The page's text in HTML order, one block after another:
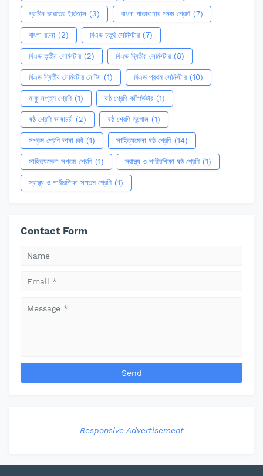
প্রাচীন ভারতের ইতিহাস (3) বাংলা পাতাবাহার পঞ্চম শ্রেণি (7)
বাংলা রচনা (2) বিএড চতুর্থ সেমিস্টার (7)
বিএড তৃতীয় সেমিস্টার (2) বিএড দ্বিতীয় সেমিস্টার (8)
বিএড দ্বিতীয় সেমিস্টার নোটস (1) বিএড প্রথম সেমিস্টার (10)
মাকু সপ্তম শ্রেণি (1) ষষ্ঠ শ্রেণি কম্পিউটার (1)
ষষ্ঠ শ্রেণি ভাষাচর্চা (2) ষষ্ঠ শ্রেণি ভূগোল (1)
সপ্তম শ্রেণি ভাষা চর্চা (1) সাহিত্যমেলা ষষ্ঠ শ্রেণি (14)
সাহিত্যমেলা সপ্তম শ্রেণি (1) স্বাস্থ্য ও শারীরশিক্ষা ষষ্ঠ শ্রেণি (1)
স্বাস্থ্য ও শারীরশিক্ষা সপ্তম শ্রেণি (1)
Contact Form
Responsive Advertisement